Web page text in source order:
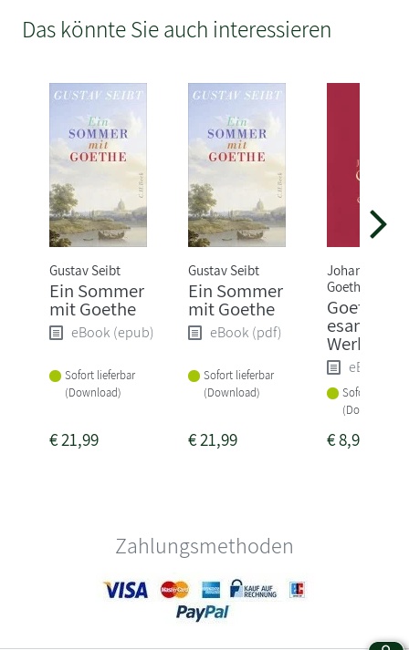
Das könnte Sie auch interessieren
Gustav Seibt
Ein Sommer
mit Goethe
eBook (epub)
Sofort lieferbar
(Download)
€21,99
Gustav Seibt
Ein Sommer
mit Goethe
eBook (pdf)
Sofort lieferbar
(Download)
€21,99
Johann
Goethe
Werke
eBook
Sofort
(Download)
€8,99
Zahlungsmethoden